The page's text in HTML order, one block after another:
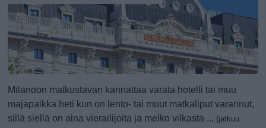
Milanoon matkustavan kannattaa varata hotelli tai muu
majapaikka heti kun on lento- tai muut matkaliput varannut,
sillä siellä on aina vierailijoita ja melko vilkasta ... (jatkuu